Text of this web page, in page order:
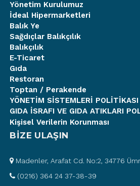
Yönetim Kurulumuz
İdeal Hipermarketleri
Balık Ye
Sağdıçlar Balıkçılık
Balıkçılık
E-Ticaret
Gıda
Restoran
Toptan / Perakende
YÖNETİM SİSTEMLERİ POLİTİKASI
GIDA İSRAFI VE GIDA ATIKLARI
Kişisel Verilerin Korunması
BİZE ULAŞIN
Madenler, Arafat Cd. No:2, 34776
(0216) 364 24 37-38-39